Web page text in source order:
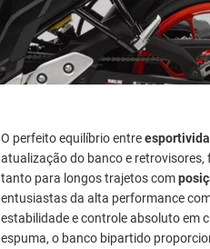
O perfeito equilíbrio entre
atualização do banco e retrovisores,
tanto para longos trajetos com
entusiastas da alta performance
estabilidade e controle absoluto em
espuma, o banco bipartido